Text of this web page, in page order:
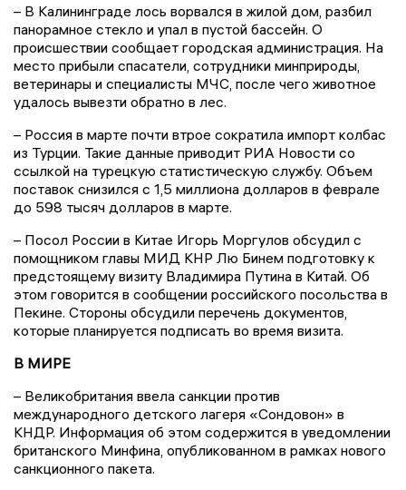
– В Калининграде лось ворвался в жилой дом, разбил
панорамное стекло и упал в пустой бассейн. О
происшествии сообщает городская администрация. На
место прибыли спасатели, сотрудники минприроды,
ветеринары и специалисты МЧС, после чего животное
удалось вывезти обратно в лес.
– Россия в марте почти втрое сократила импорт колбас
из Турции. Такие данные приводит РИА Новости со
ссылкой на турецкую статистическую службу. Объем
поставок снизился с 1,5 миллиона долларов в феврале
до 598 тысяч долларов в марте.
– Посол России в Китае Игорь Моргулов обсудил с
помощником главы МИД КНР Лю Бинем подготовку к
предстоящему визиту Владимира Путина в Китай. Об
этом говорится в сообщении российского посольства в
Пекине. Стороны обсудили перечень документов,
которые планируется подписать во время визита.
В МИРЕ
– Великобритания ввела санкции против
международного детского лагеря «Сондовон» в
КНДР. Информация об этом содержится в уведомлении
британского Минфина, опубликованном в рамках нового
санкционного пакета.